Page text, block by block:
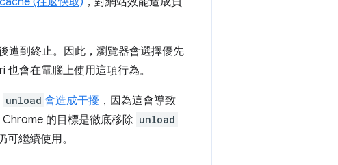
遭到終止。因此，瀏覽器會選擇優先
也會在電腦上使用這項行為。
unload 會造成干擾 ，因為這會導致
的目標是徹底移除 unload
繼續使用。